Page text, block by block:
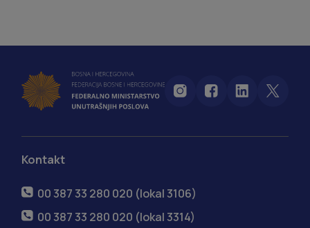
Kontakt
00 387 33 280 020 (lokal 3106)
00 387 33 280 020 (lokal 3314)